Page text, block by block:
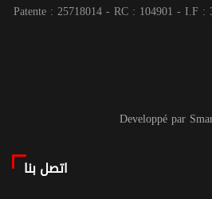
Patente : 25718014 - RC : 104901 - I.F :
Developpé par
اتصل بنا